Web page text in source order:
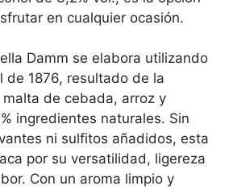
en cualquier ocasión.
Damm se elabora utilizando
de 1876, resultado de la
de cebada, arroz y
ingredientes naturales. Sin
ni sulfitos añadidos, esta
por su versatilidad, ligereza
Con un aroma limpio y